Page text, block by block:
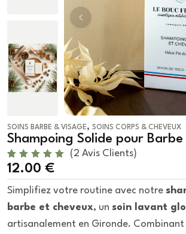
SOINS BARBE & VISAGE, SOINS CORPS & CHEVEUX
Shampoing Solide pour
Noté
5.00 sur
sur
2
s client
(2 Avis Clients)
12.00 €
Simplifiez votre routine avec notre
barbe et cheveux, un soin lavant
artisanalement en Gironde.